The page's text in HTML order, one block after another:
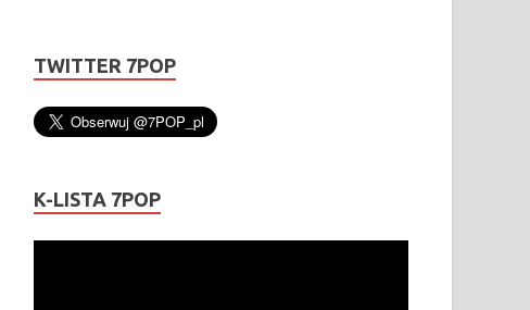
TWITTER 7POP
K-LISTA 7POP